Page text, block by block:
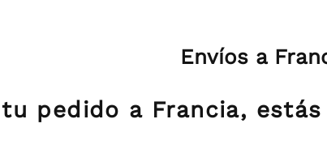
Envíos a
pedido a Francia,